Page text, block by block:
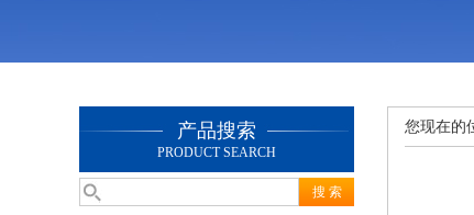
产品搜索
PRODUCT SEARCH
您现在的